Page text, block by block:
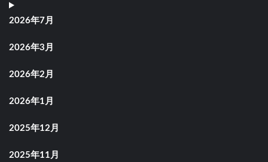
2026年7月
2026年3月
2026年2月
2026年1月
2025年12月
2025年11月